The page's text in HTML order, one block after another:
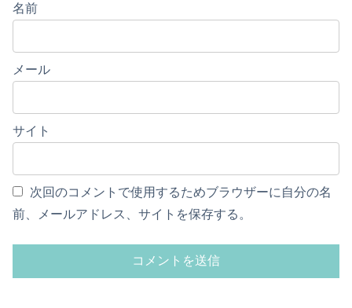
名前
メール
サイト
次回のコメントで使用するためブラウザーに自分の名
前、メールアドレス、サイトを保存する。